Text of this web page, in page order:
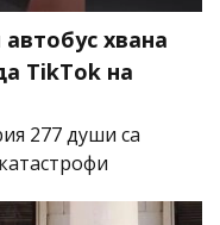
хвана
TikTok на
277 души са